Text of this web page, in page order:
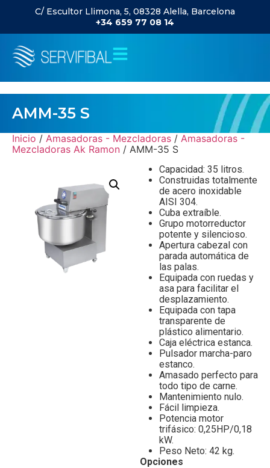
C/ Escultor Llimona, 5, 08328 Alella, Barcelona
+34 659 77 08 14
AMM-35 S
Inicio / Amasadoras - Mezcladoras / Amasadoras -
Mezcladoras Ak Ramon / AMM-35 S
Capacidad: 35 litros.
Construidas totalmente
de acero inoxidable
AISI 304.
Cuba extraíble.
Grupo motorreductor
potente y silencioso.
Apertura cabezal con
parada automática de
las palas.
Equipada con ruedas y
asa para facilitar el
desplazamiento.
Equipada con tapa
transparente de
plástico alimentario.
Caja eléctrica estanca.
Pulsador marcha-paro
estanco.
Amasado perfecto para
todo tipo de carne.
Mantenimiento nulo.
Fácil limpieza.
Potencia motor
trifásico: 0,25HP/0,18
kW.
Peso Neto: 42 kg.
Opciones